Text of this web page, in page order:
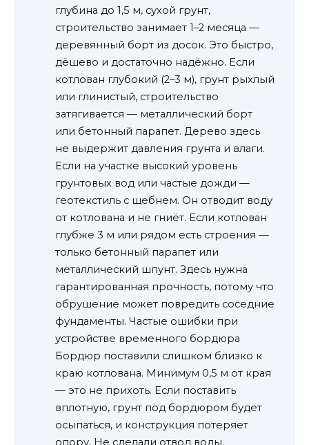
глубина до 1,5 м, сухой грунт,
строительство занимает 1–2 месяца —
деревянный борт из досок. Это быстро,
дёшево и достаточно надёжно. Если
котлован глубокий (2–3 м), грунт рыхлый
или глинистый, строительство
затягивается — металлический борт
или бетонный парапет. Дерево здесь
не выдержит давления грунта и влаги.
Если на участке высокий уровень
грунтовых вод или частые дожди —
геотекстиль с щебнем. Он отводит воду
от котлована и не гниёт. Если котлован
глубже 3 м или рядом есть строения —
только бетонный парапет или
металлический шпунт. Здесь нужна
гарантированная прочность, потому что
обрушение может повредить соседние
фундаменты. Частые ошибки при
устройстве временного бордюра
Бордюр поставили слишком близко к
краю котлована. Минимум 0,5 м от края
— это не прихоть. Если поставить
вплотную, грунт под бордюром будет
осыпаться, и конструкция потеряет
опору. Не сделали отвод воды.